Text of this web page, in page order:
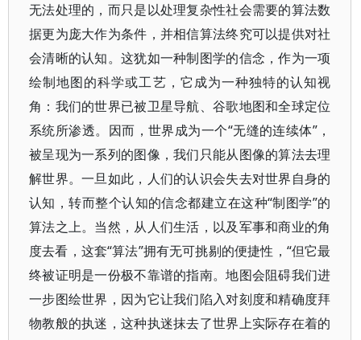
无法处理的，而只是以处理复杂性社会需要的算法数
据更为庞大作为条件，并相信算法终究可以提供对社
会清晰的认知。这犹如一种制图学的信念，作为一项
绘制地图的科学或工艺，它成为一种独特的认知视
角：我们的世界已被卫星导航、谷歌地图和全球定位
系统所渗透。因而，世界成为一个“无缝的连续体”，
被呈现为一系列的图像，我们只能从图像的算法去理
解世界。一旦如此，人们的认识会失去对世界自身的
认知，转而整个认知的信念都建立在这种“制图学”的
算法之上。当然，从人们生活，以及军事和商业的角
度去看，这套“算法”拥有无可挑剔的便捷性，“但它最
终被证明是一份极不靠谱的指南。地图会阻碍我们进
一步图绘世界，因为它让我们陷入对刻度和精确度拜
物教般的执迷，这种执迷抹去了世界上实际存在着的